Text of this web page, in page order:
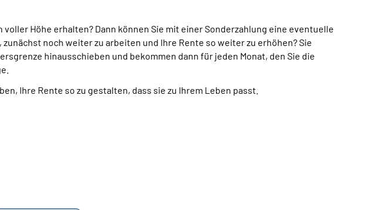
Höhe erhalten? Dann können Sie mit einer Sonderzahlung eine eventuelle
noch weiter zu arbeiten und Ihre Rente so weiter zu erhöhen? Sie
hinausschieben und bekommen dann für jeden Monat, den Sie die
Ihre Rente so zu gestalten, dass sie zu Ihrem Leben passt.